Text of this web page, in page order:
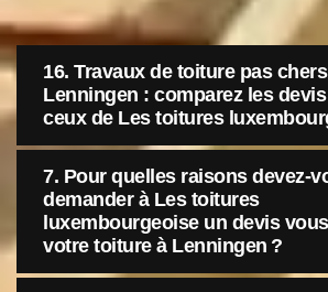
16. Travaux de toiture pas
Lenningen : comparez les
ceux de Les toitures
7. Pour quelles raisons devez-
demander à Les toitures
luxembourgeoise un devis
votre toiture à Lenningen ?